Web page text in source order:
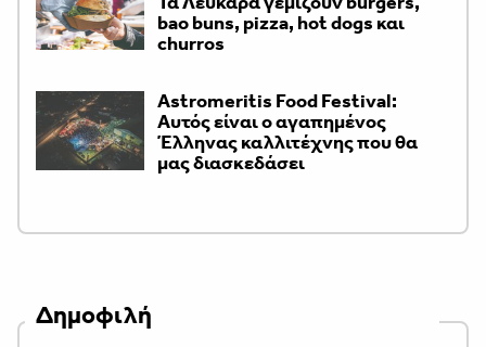
bao buns, pizza, hot dogs και
churros
Astromeritis Food Festival:
Αυτός είναι ο αγαπημένος
Έλληνας καλλιτέχνης που θα
μας διασκεδάσει
Δημοφιλή